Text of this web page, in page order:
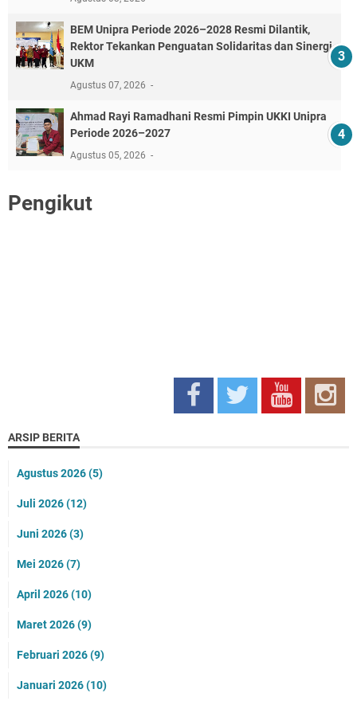
BEM Unipra Periode 2026–2028 Resmi Dilantik,
Rektor Tekankan Penguatan Solidaritas dan Sinergi
UKM
Agustus 07, 2026
Ahmad Rayi Ramadhani Resmi Pimpin UKKI Unipra
Periode 2026–2027
Agustus 05, 2026
Pengikut
ARSIP BERITA
Agustus 2026(5)
Juli 2026(12)
Juni 2026(3)
Mei 2026(7)
April 2026(10)
Maret 2026(9)
Februari 2026(9)
Januari 2026(10)